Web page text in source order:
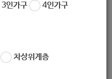
3인가구
4인가구
차상위계층
급재난지원금 범정부 TF｣(단
하고, 긴급재난지원금 대상
하였다.